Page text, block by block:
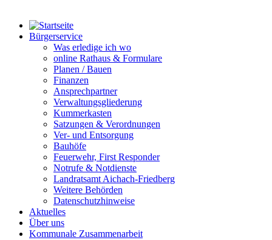
Bürgerservice
Was erledige ich wo
online Rathaus & Formulare
Planen / Bauen
Finanzen
Ansprechpartner
Verwaltungsgliederung
Kummerkasten
Satzungen & Verordnungen
Ver- und Entsorgung
Bauhöfe
Feuerwehr, First Responder
Notrufe & Notdienste
Landratsamt Aichach-Friedberg
Weitere Behörden
Datenschutzhinweise
Aktuelles
Über uns
Kommunale Zusammenarbeit